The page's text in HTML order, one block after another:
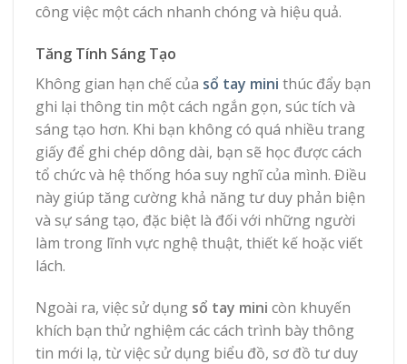
công việc một cách nhanh chóng và hiệu quả.
Tăng Tính Sáng Tạo
Không gian hạn chế của sổ tay mini thúc đẩy bạn
ghi lại thông tin một cách ngắn gọn, súc tích và
sáng tạo hơn. Khi bạn không có quá nhiều trang
giấy để ghi chép dông dài, bạn sẽ học được cách
tổ chức và hệ thống hóa suy nghĩ của mình. Điều
này giúp tăng cường khả năng tư duy phản biện
và sự sáng tạo, đặc biệt là đối với những người
làm trong lĩnh vực nghệ thuật, thiết kế hoặc viết
lách.
Ngoài ra, việc sử dụng sổ tay mini còn khuyến
khích bạn thử nghiệm các cách trình bày thông
tin mới lạ, từ việc sử dụng biểu đồ, sơ đồ tư duy